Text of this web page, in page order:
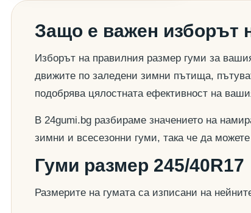
Защо е важен изборът
Изборът на правилния размер гуми за
движите по заледени зимни пътища,
подобрява цялостната ефективност на
В 24gumi.bg разбираме значението на
зимни и всесезонни гуми, така че да
Гуми размер 245/40R17
Размерите на гумата са изписани на